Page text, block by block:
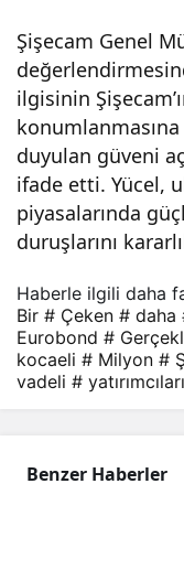
Şişecam Genel
ilgisinin
duyulan güveni
ifade etti. Yücel,
piyasalarında
duruşlarını
Yatı
rımc
ıları
n
atini
Haberle ilgili daha
Bir # Çeken # daha
Eurobond #
kocaeli # Milyon #
vadeli #
Benzer Haberler